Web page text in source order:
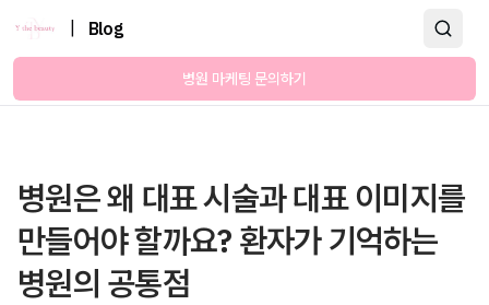
Blog
병원 마케팅 문의하기
병원은 왜 대표 시술과 대표 이미지를
만들어야 할까요? 환자가 기억하는
병원의 공통점